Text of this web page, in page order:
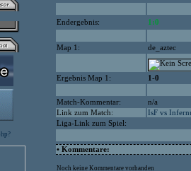
Endergebnis: 1:0
Map 1: de_aztec
Ergebnis Map 1: 1-0
Match-Kommentar:
n/a
Link zum Match:
IsF vs
Liga-Link zum Spiel:
• Kommentare:
Noch keine Kommentare vorhanden